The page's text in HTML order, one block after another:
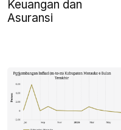
Keuangan dan
Asuransi